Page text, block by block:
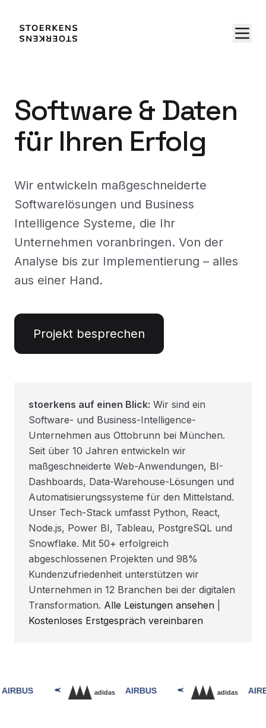
Software & Daten
für Ihren Erfolg
Wir entwickeln maßgeschneiderte
Softwarelösungen und Business
Intelligence Systeme, die Ihr
Unternehmen voranbringen. Von der
Analyse bis zur Implementierung – alles
aus einer Hand.
Projekt besprechen
stoerkens auf einen Blick: Wir sind ein
Software- und Business-Intelligence-
Unternehmen aus Ottobrunn bei München.
Seit über 10 Jahren entwickeln wir
maßgeschneiderte Web-Anwendungen, BI-
Dashboards, Data-Warehouse-Lösungen und
Automatisierungssysteme für den Mittelstand.
Unser Tech-Stack umfasst Python, React,
Node.js, Power BI, Tableau, PostgreSQL und
Snowflake. Mit 50+ erfolgreich
abgeschlossenen Projekten und 98%
Kundenzufriedenheit unterstützen wir
Unternehmen in 12 Branchen bei der digitalen
Transformation. Alle Leistungen ansehen
Kostenloses Erstgespräch vereinbaren